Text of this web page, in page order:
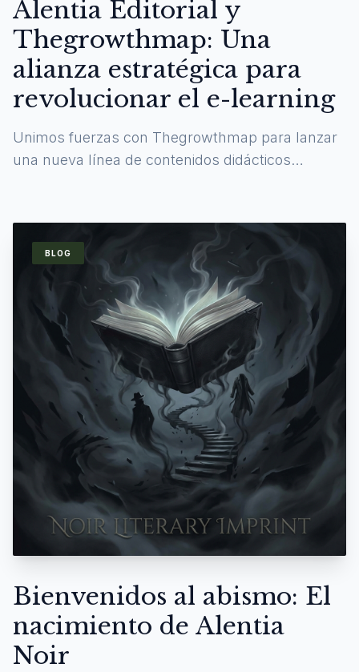
Alentia Editorial y
Thegrowthmap: Una
alianza estratégica para
revolucionar el e-learning
Unimos fuerzas con Thegrowthmap para lanzar
una nueva línea de contenidos didácticos
BLOG
Bienvenidos al abismo: El
nacimiento de Alentia
Noir